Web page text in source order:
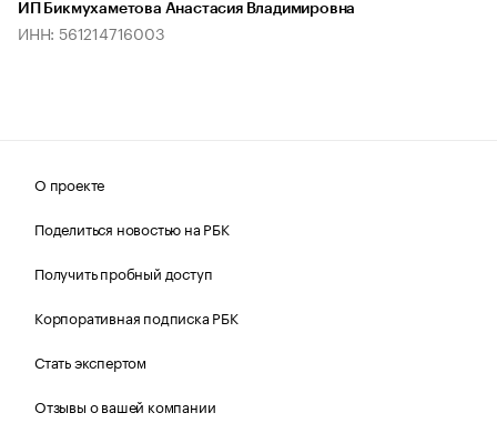
ИП Бикмухаметова Анастасия Владимировна
ИНН: 561214716003
О проекте
Поделиться новостью на РБК
Получить пробный доступ
Корпоративная подписка РБК
Стать экспертом
Отзывы о вашей компании